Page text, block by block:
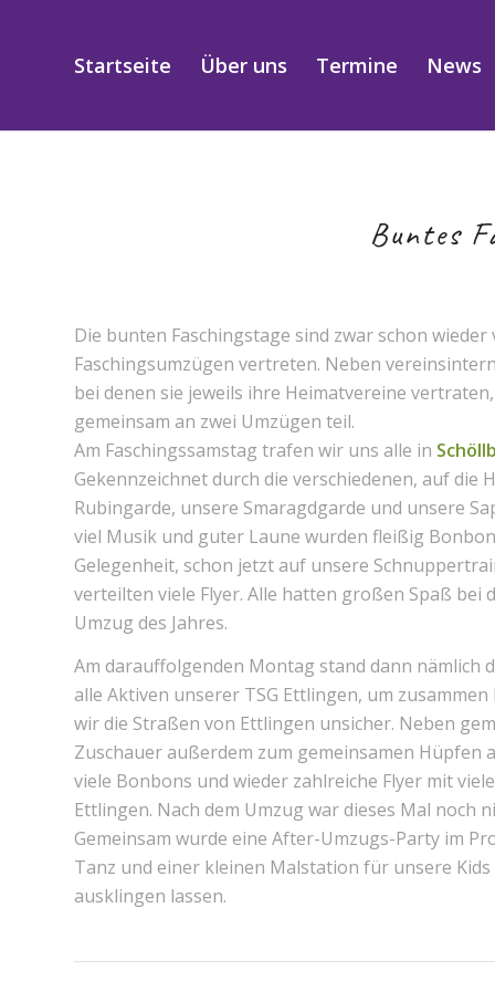
Startseite Über uns Termine News
Buntes
Die bunten Faschingstage sind zwar schon
Faschingsumzügen vertreten. Neben
bei denen sie jeweils ihre Heimatvereine
gemeinsam an zwei Umzügen teil.
Am Faschingssamstag trafen wir uns alle in
Gekennzeichnet durch die verschiedenen, auf
Rubingarde, unsere Smaragdgarde und unsere
viel Musik und guter Laune wurden fleißig
Gelegenheit, schon jetzt auf unsere
verteilten viele Flyer. Alle hatten großen Spaß
Umzug des Jahres.
Am darauffolgenden Montag stand dann nämlich
alle Aktiven unserer TSG Ettlingen, um
wir die Straßen von Ettlingen unsicher. Neben
Zuschauer außerdem zum gemeinsamen
viele Bonbons und wieder zahlreiche Flyer mit
Ettlingen. Nach dem Umzug war dieses Mal noch
Gemeinsam wurde eine After-Umzugs-Party im
Tanz und einer kleinen Malstation für unsere
ausklingen lassen.